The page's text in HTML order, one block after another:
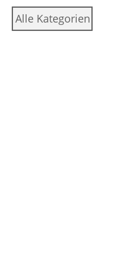
Alle Kategorien